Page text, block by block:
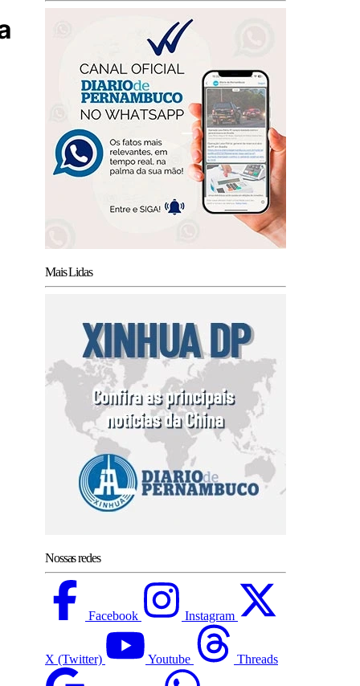
Mais Lidas
Nossas redes
Facebook Instagram
X (Twitter) Youtube Threads